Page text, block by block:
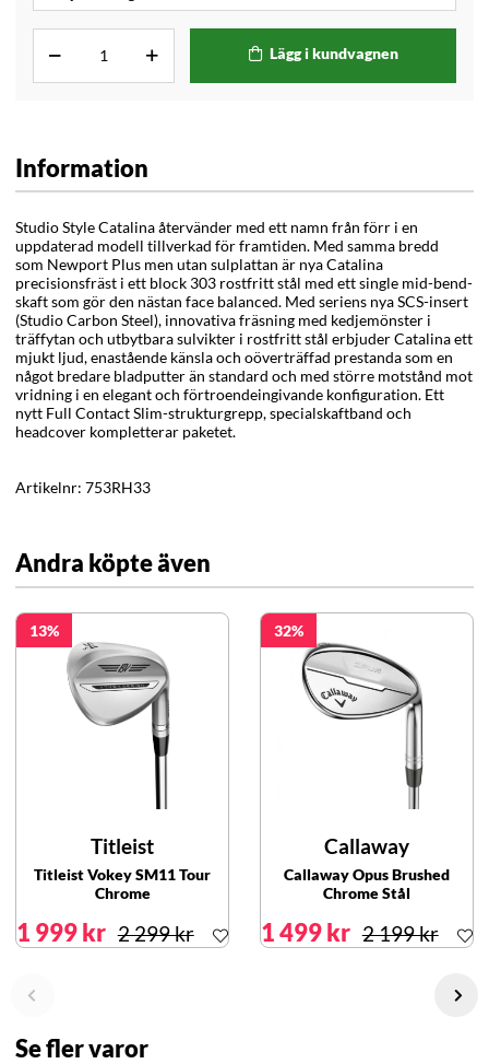
Lägg i kundvagnen
Information
Studio Style Catalina återvänder med ett namn från förr i en
uppdaterad modell tillverkad för framtiden. Med samma bredd
som Newport Plus men utan sulplattan är nya Catalina
precisionsfräst i ett block 303 rostfritt stål med ett single mid-bend-
skaft som gör den nästan face balanced. Med seriens nya SCS-insert
(Studio Carbon Steel), innovativa fräsning med kedjemönster i
träffytan och utbytbara sulvikter i rostfritt stål erbjuder Catalina ett
mjukt ljud, enastående känsla och oöverträffad prestanda som en
något bredare bladputter än standard och med större motstånd mot
vridning i en elegant och förtroendeingivande konfiguration. Ett
nytt Full Contact Slim-strukturgrepp, specialskaftband och
headcover kompletterar paketet.
Artikelnr: 753RH33
Andra köpte även
13
Titleist
Titleist Vokey SM11 Tour
Chrome
1 999 kr 2 299 kr
32
Callaway
Callaway Opus Brushed
Chrome Stål
1 499 kr 2 199 kr
Se fler varor